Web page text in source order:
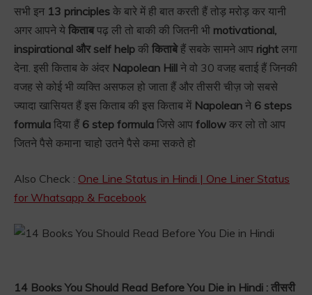
सभी इन 13 principles के बारे में ही बात करती हैं तोड़ मरोड़ कर यानी
अगर आपने ये किताबपढ़ ली तो बाकी की जितनी भी motivational,
inspirational और self help की किताबेहैं सबके सामने आप right लगा
देना. इसी किताब के अंदर Napolean Hill ने वो 30 वजह बताई हैं जिनकी
वजह से कोई भी व्यक्ति असफल हो जाता हैं और तीसरी चीज़ जो सबसे
ज्यादा खासियत हैं इस किताब की इस किताब में Napolean ने 6 steps
formula दिया हैं 6 step formula जिसे आप follow कर लो तो आप
जितने पैसे कमाना चाहो उतने पैसे कमा सकते हो
Also Check : One Line Status in Hindi | One Liner Status
for Whatsapp & Facebook
14 Books You Should Read Before You Die in Hindi : तीसरी